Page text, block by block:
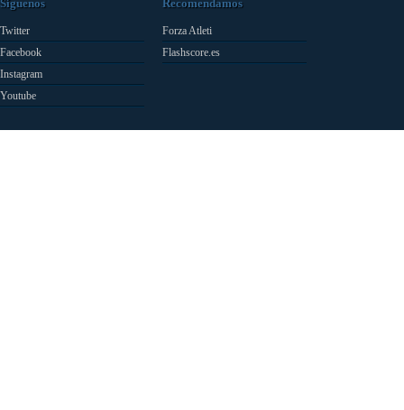
Síguenos
Twitter
Facebook
Instagram
Youtube
Recomendamos
Forza Atleti
Flashscore.es